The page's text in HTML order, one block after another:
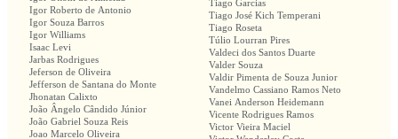
Igor Roberto de Antonio
Igor Souza Barros
Igor Williams
Isaac Levi
Jarbas Rodrigues
Jeferson de Oliveira
Jefferson de Santana do Monte
Jhonatan Calixto
João Ângelo Cândido Júnior
João Gabriel Souza Reis
Joao Marcelo Oliveira
Tiago Garcias
Tiago José Kich Temperani
Tiago Roseta
Túlio Lourran Pires
Valdeci dos Santos Duarte
Valder Souza
Valdir Pimenta de Souza Junior
Vandelmo Cassiano Ramos Neto
Vanei Anderson Heidemann
Vicente Rodrigues Ramos
Victor Vieira Maciel